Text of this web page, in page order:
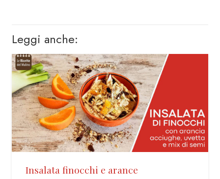
Leggi anche:
Poke Salmone e Avocado